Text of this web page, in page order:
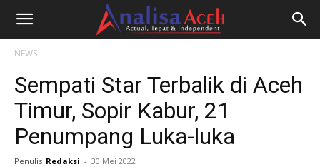
NEWS
Sempati Star Terbalik di Aceh
Timur, Sopir Kabur, 21
Penumpang Luka-luka
Penulis Redaksi - 30 Mei 2022